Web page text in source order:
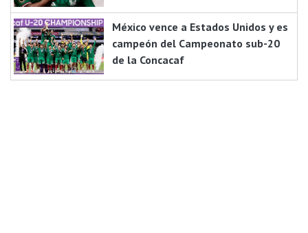
México vence a Estados Unidos y es
campeón del Campeonato sub-20
de la Concacaf